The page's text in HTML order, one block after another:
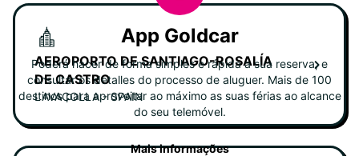
AEROPORTO DE SANTIAGO-ROSALÍA
DE CASTRO
LAVACOLLA - SPAIN
App Goldcar
Poderá hacer de forma simples e rápida a sua reserva, e
consultar os detalles do processo de aluguer. Mais de 100
destinos para aproveitar ao máximo as suas férias ao alcance
do seu telemóvel.
Mais informações